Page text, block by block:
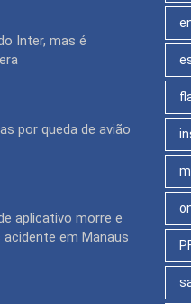
Inter, mas é
por queda de avião
aplicativo morre e
em Manaus